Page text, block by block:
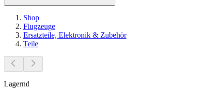
Shop
Flugzeuge
Ersatzteile, Elektronik & Zubehör
Teile
Lagernd